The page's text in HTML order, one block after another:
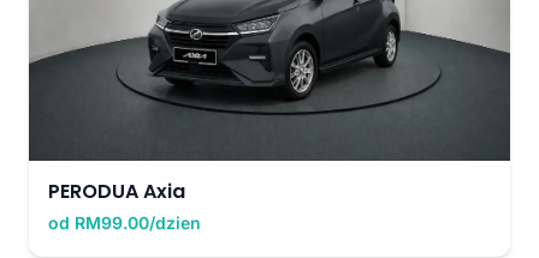
PERODUA Axia
od RM99.00/dzien